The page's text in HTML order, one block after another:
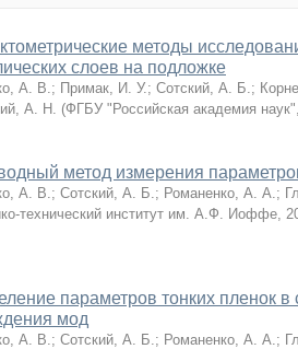
методы
слоев на подложке
А. В.; Примак, И. У.; Сотский, А. Б.;
А. Н. (ФГБУ "Российская академия наук"
метод измерения
А. В.; Сотский, А. Б.; Романенко, А. А.;
технический институт им. А.Ф. Иоффе,
параметров тонких пленок в
мод
А. В.; Сотский, А. Б.; Романенко, А. А.;